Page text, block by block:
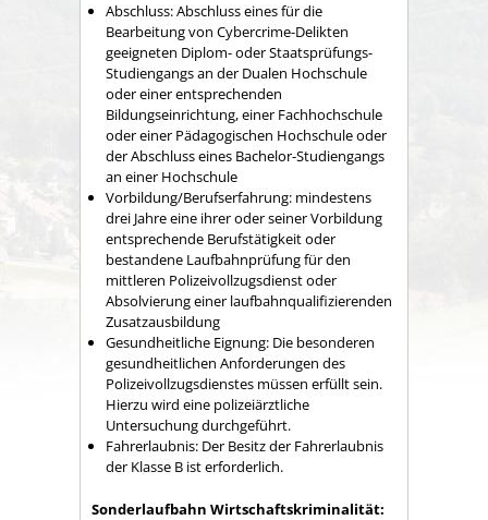
Abschluss: Abschluss eines für die
Bearbeitung von Cybercrime-Delikten
geeigneten Diplom- oder Staatsprüfungs-
Studiengangs an der Dualen Hochschule
oder einer entsprechenden
Bildungseinrichtung, einer Fachhochschule
oder einer Pädagogischen Hochschule oder
der Abschluss eines Bachelor-Studiengangs
an einer Hochschule
Vorbildung/Berufserfahrung: mindestens
drei Jahre eine ihrer oder seiner Vorbildung
entsprechende Berufstätigkeit oder
bestandene Laufbahnprüfung für den
mittleren Polizeivollzugsdienst oder
Absolvierung einer laufbahnqualifizierenden
Zusatzausbildung
Gesundheitliche Eignung: Die besonderen
gesundheitlichen Anforderungen des
Polizeivollzugsdienstes müssen erfüllt sein.
Hierzu wird eine polizeiärztliche
Untersuchung durchgeführt.
Fahrerlaubnis: Der Besitz der Fahrerlaubnis
der Klasse B ist erforderlich.
Sonderlaufbahn Wirtschaftskriminalität: